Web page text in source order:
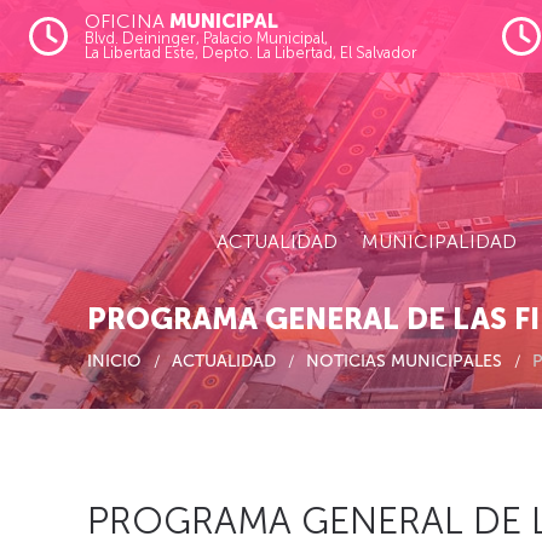
Skip to main content
OFICINA MUNICIPAL
Blvd. Deininger, Palacio Municipal,
La Libertad Este, Depto. La Libertad, El Salvador
ACTUALIDAD MUNICIPALIDAD
PROGRAMA GENERAL DE LAS
INICIO ACTUALIDAD NOTICIAS MUNICIPALES
PROGRAMA GENERAL DE